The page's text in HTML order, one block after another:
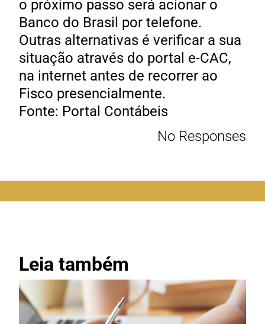
o próximo passo será acionar o
Banco do Brasil por telefone.
Outras alternativas é verificar a sua
situação através do portal e-CAC,
na internet antes de recorrer ao
Fisco presencialmente.
Fonte: Portal Contábeis
No Responses
Leia também